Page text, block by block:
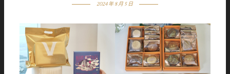
2024 年 8 月 5 日